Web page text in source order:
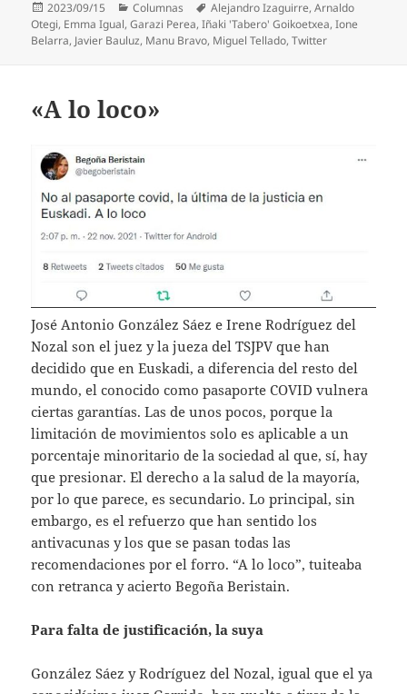
Publicado
el
2023/09/15 Categorías
Columnas Etiquetas
Alejandro Izaguirre,Arnaldo
Otegi, Emma Igual,Garazi Perea,Iñaki 'Tabero' Goikoetxea,Ione
Belarra, Javier Bauluz, Manu Bravo, Miguel Tellado,Twitter
«A lo loco»
José Antonio González Sáez e Irene Rodríguez del
Nozal son el juez y la jueza del TSJPV que han
decidido que en Euskadi, a diferencia del resto del
mundo, el conocido como pasaporte COVID vulnera
ciertas garantías. Las de unos pocos, porque la
limitación de movimientos solo es aplicable a un
porcentaje minoritario de la sociedad al que, sí, hay
que presionar. El derecho a la salud de la mayoría,
por lo que parece, es secundario. Lo principal, sin
embargo, es el refuerzo que han sentido los
antivacunas y los que se pasan todas las
recomendaciones por el forro. “A lo loco”, tuiteaba
con retranca y acierto Begoña Beristain.
Para falta de justificación, la suya
González Sáez y Rodríguez del Nozal, igual que el ya